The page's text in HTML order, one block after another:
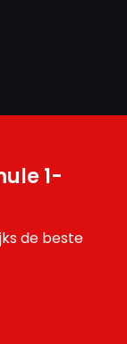
1-
de beste